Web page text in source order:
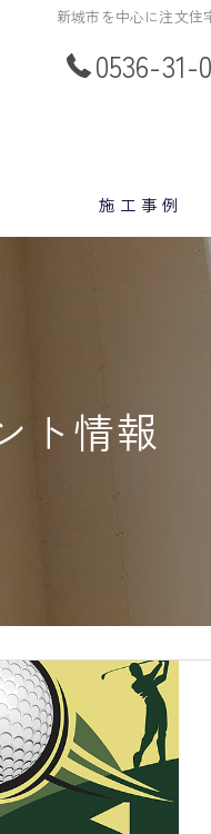
新城市を中心に注文
0536-31-
施工事例
ト情報